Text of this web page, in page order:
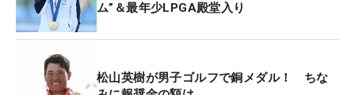
ム”＆最年少LPGA殿堂入り
松山英樹が男子ゴルフで銅メダル！ ちな